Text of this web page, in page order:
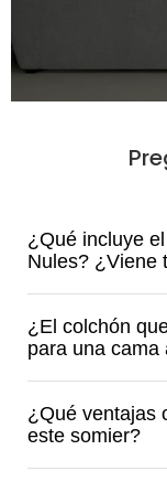
¿Qué incluye
Nules? ¿Viene
¿El colchón
para una cama
¿Qué ventajas
este somier?